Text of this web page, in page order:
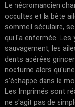
Le nécromancien
occultes et la bête
sommeil séculaire,
qui l'a enfermée. Les
sauvagement, les
dents acérées
nocturne alors
s'échappe dans le
Les Imprimés sont
ne s'agit pas de